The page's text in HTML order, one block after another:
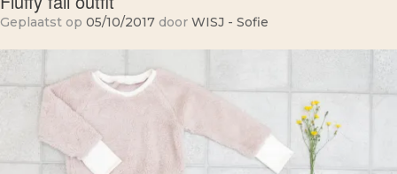
Geplaatst op 05/10/2017 door WISJ - Sofie